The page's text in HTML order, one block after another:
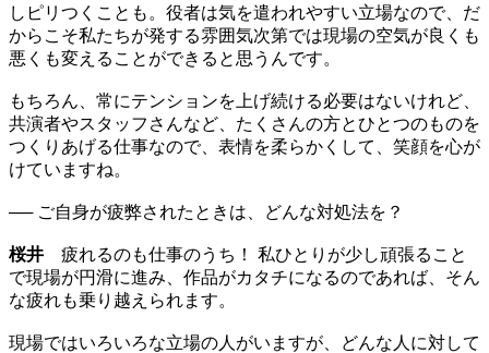
しピリつくことも。役者は気を遣われやすい立場なので、だ
からこそ私たちが発する雰囲気次第では現場の空気が良くも
悪くも変えることができると思うんです。
もちろん、常にテンションを上げ続ける必要はないけれど、
共演者やスタッフさんなど、たくさんの方とひとつのものを
つくりあげる仕事なので、表情を柔らかくして、笑顔を心が
けていますね。
── ご自身が疲弊されたときは、どんな対処法を？
桜井 疲れるのも仕事のうち！ 私ひとりが少し頑張ること
で現場が円滑に進み、作品がカタチになるのであれば、そん
な疲れも乗り越えられます。
現場ではいろいろな立場の人がいますが、どんな人に対して